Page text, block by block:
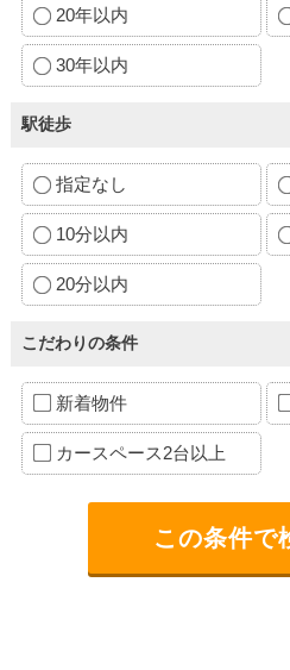
20年以内
30年以内
駅徒歩
指定なし
10分以内
20分以内
こだわりの条件
新着物件
カースペース2台以上